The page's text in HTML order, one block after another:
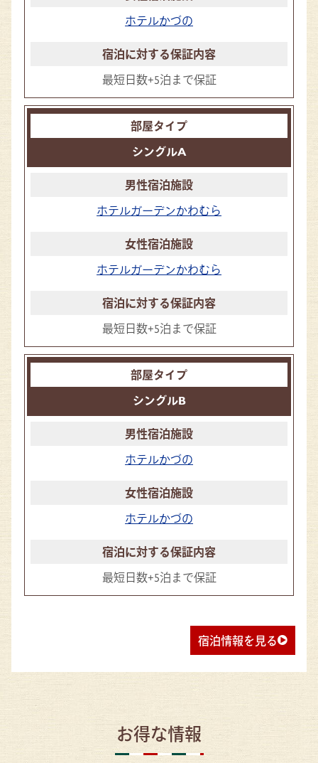
ホテルかづの
最短日数+5泊まで保証
シングルA
ホテルガーデンかわむら
ホテルガーデンかわむら
最短日数+5泊まで保証
シングルB
ホテルかづの
ホテルかづの
最短日数+5泊まで保証
宿泊情報を見る
お得な情報